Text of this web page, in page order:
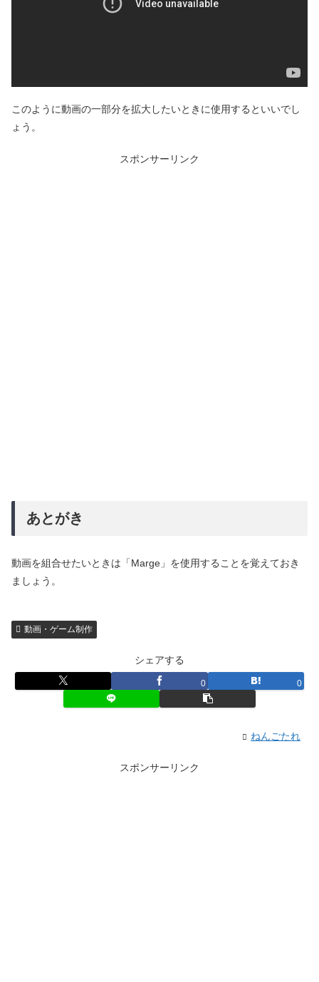
このように動画の一部分を拡大したいときに使用するといいでし
ょう。
スポンサーリンク
あとがき
動画を組合せたいときは「Marge」を使用することを覚えておき
ましょう。
動画・ゲーム制作
シェアする
0 0
ねんごたれ
スポンサーリンク